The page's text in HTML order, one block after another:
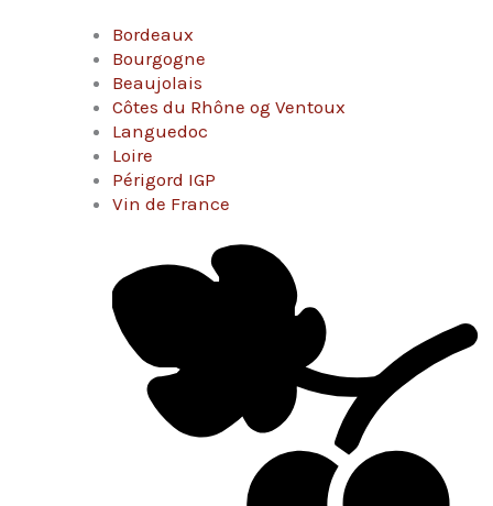
Bordeaux
Bourgogne
Beaujolais
Côtes du Rhône og Ventoux
Languedoc
Loire
Périgord IGP
Vin de France